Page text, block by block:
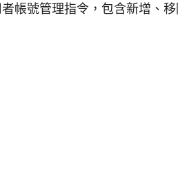
帳號管理指令，包含新增、